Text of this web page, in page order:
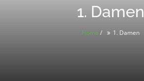
1. Damen
Home / 1. Damen